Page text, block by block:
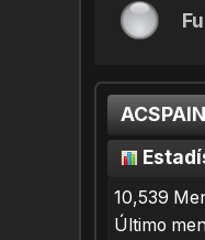
10,539
Último